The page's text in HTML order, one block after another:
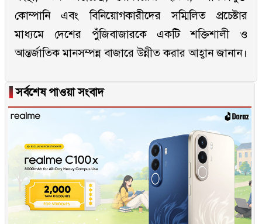
কোম্পানি এবং বিনিয়োগকারীদের সম্মিলিত প্রচেষ্টার
মাধ্যমে দেশের পুঁজিবাজারকে একটি শক্তিশালী ও
আন্তর্জাতিক মানসম্পন্ন বাজারে উন্নীত করার আহ্বান জানান।
▐সর্বশেষ পাওয়া সংবাদ